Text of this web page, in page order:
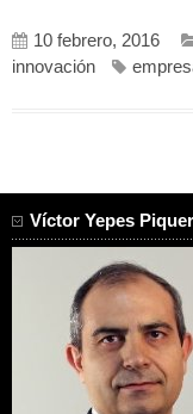
10 febrero, 2016
innovación
Víctor Yepes